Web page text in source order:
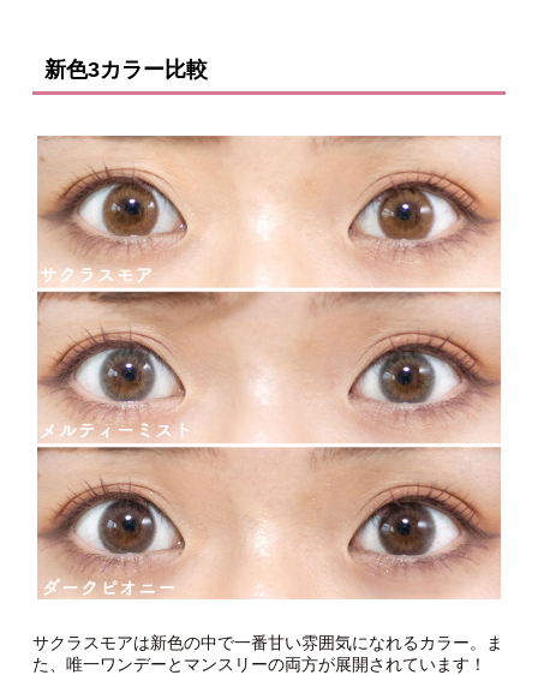
新色3カラー比較
サクラスモアは新色の中で一番甘い雰囲気になれるカラー。ま
た、唯一ワンデーとマンスリーの両方が展開されています！